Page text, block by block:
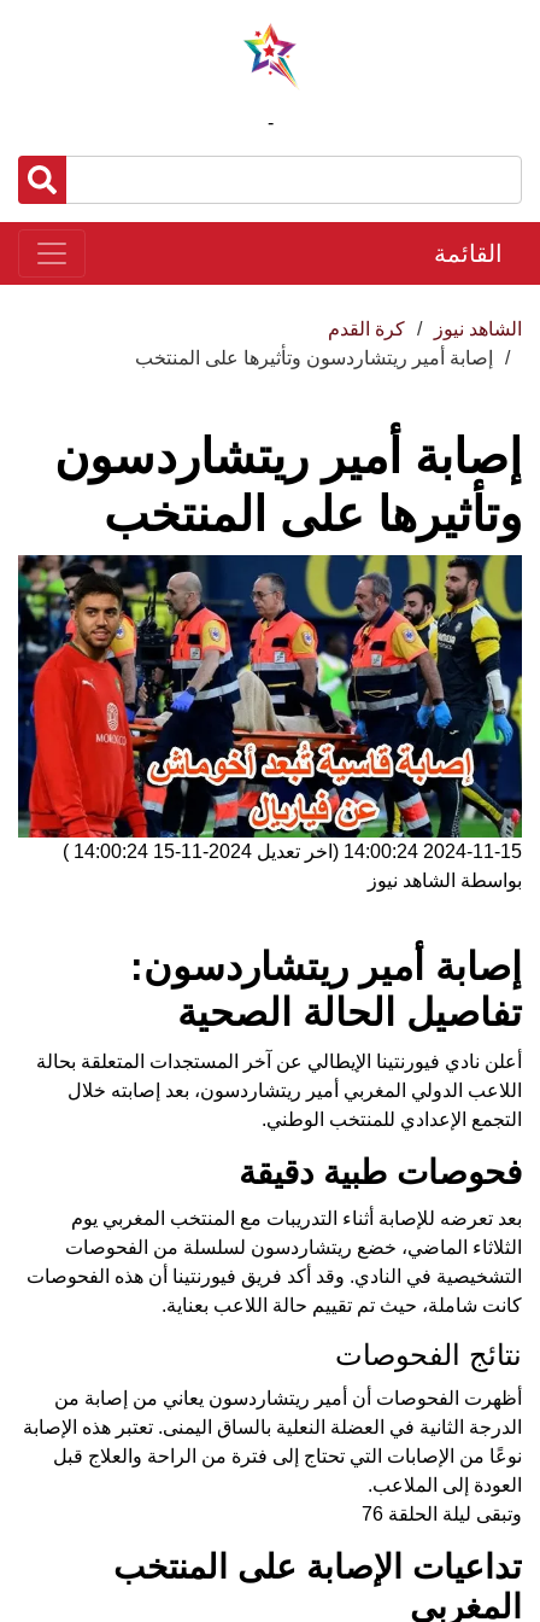
-
القائمة
الشاهد نيوز
كرة القدم
إصابة أمير ريتشاردسون وتأثيرها على المنتخب
إصابة أمير ريتشاردسون
وتأثيرها على المنتخب
2024-11-15 14:00:24 (اخر تعديل 2024-11-15 14:00:24
)
بواسطة الشاهد نيوز
إصابة أمير ريتشاردسون:
تفاصيل الحالة الصحية
أعلن نادي فيورنتينا الإيطالي عن آخر المستجدات المتعلقة بحالة
اللاعب الدولي المغربي أمير ريتشاردسون، بعد إصابته خلال
التجمع الإعدادي للمنتخب الوطني.
فحوصات طبية دقيقة
بعد تعرضه للإصابة أثناء التدريبات مع المنتخب المغربي يوم
الثلاثاء الماضي، خضع ريتشاردسون لسلسلة من الفحوصات
التشخيصية في النادي. وقد أكد فريق فيورنتينا أن هذه الفحوصات
كانت شاملة، حيث تم تقييم حالة اللاعب بعناية.
نتائج الفحوصات
أظهرت الفحوصات أن أمير ريتشاردسون يعاني من إصابة من
الدرجة الثانية في العضلة النعلية بالساق اليمنى. تعتبر هذه الإصابة
نوعًا من الإصابات التي تحتاج إلى فترة من الراحة والعلاج قبل
العودة إلى الملاعب.
وتبقى ليلة الحلقة 76
تداعيات الإصابة على المنتخب
المغربي